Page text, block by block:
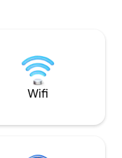
2 km de la N3,
accessibles et
Yellowwoods
chalets de 2
DSTV + braai.
Wifi